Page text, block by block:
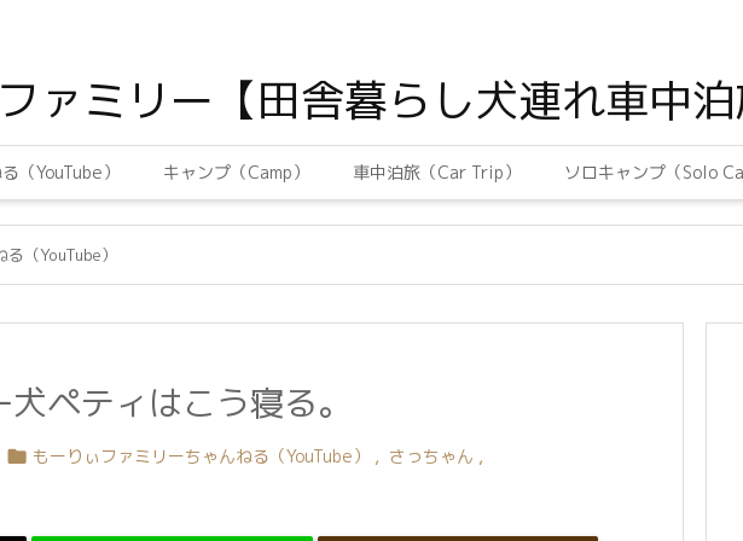
ァミリー【田舎暮らし犬連れ車中泊
（YouTube） キャンプ（Camp） 車中泊旅（Car Trip） ソロキャンプ（Solo
（YouTube）
ペティはこう寝る。
 もーりぃファミリーちゃんねる（YouTube） , さっちゃん ,